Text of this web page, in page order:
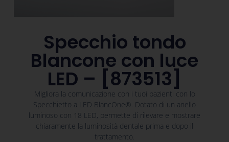
Specchio tondo
Blancone con luce
LED – [873513]
Migliora la comunicazione con i tuoi pazienti con lo
Specchietto a LED BlancOne®. Dotato di un anello
luminoso con 18 LED, permette di rilevare e mostrare
chiaramente la luminosità dentale prima e dopo il
trattamento.